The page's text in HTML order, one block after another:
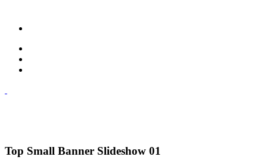
Top Small Banner Slideshow 01